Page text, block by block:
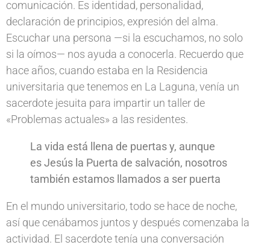
comunicación. Es identidad, personalidad,
declaración de principios, expresión del alma.
Escuchar una persona —si la escuchamos, no solo
si la oímos— nos ayuda a conocerla. Recuerdo que
hace años, cuando estaba en la Residencia
universitaria que tenemos en La Laguna, venía un
sacerdote jesuita para impartir un taller de
«Problemas actuales» a las residentes.
La vida está llena de puertas y, aunque
es Jesús la Puerta de salvación, nosotros
también estamos llamados a ser puerta
En el mundo universitario, todo se hace de noche,
así que cenábamos juntos y después comenzaba la
actividad. El sacerdote tenía una conversación